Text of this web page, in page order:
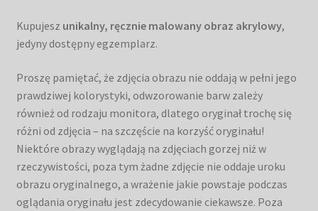
Kupujesz unikalny, ręcznie malowany obraz akrylowy,
jedyny dostępny egzemplarz.
Proszę pamiętać, że zdjęcia obrazu nie oddają w pełni jego
prawdziwej kolorystyki, odwzorowanie barw zależy
również od rodzaju monitora, dlatego oryginał trochę się
różni od zdjęcia – na szczęście na korzyść oryginału!
Niektóre obrazy wyglądają na zdjęciach gorzej niż w
rzeczywistości, poza tym żadne zdjęcie nie oddaje uroku
obrazu oryginalnego, a wrażenie jakie powstaje podczas
oglądania oryginału jest zdecydowanie ciekawsze. Poza